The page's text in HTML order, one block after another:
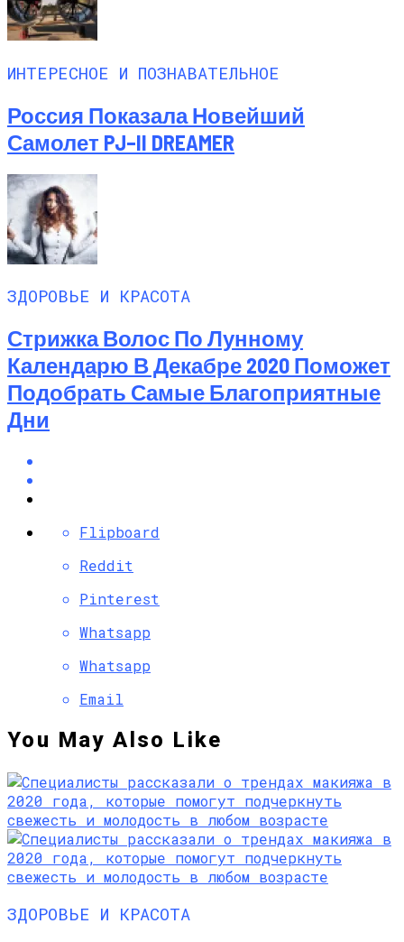
ИНТЕРЕСНОЕ И ПОЗНАВАТЕЛЬНОЕ
Россия Показала Новейший
Самолет PJ–II DREAMER
ЗДОРОВЬЕ И КРАСОТА
Стрижка Волос По Лунному
Календарю В Декабре 2020 Поможет
Подобрать Самые Благоприятные
Дни
Flipboard
Reddit
Pinterest
Whatsapp
Whatsapp
Email
You May Also Like
ЗДОРОВЬЕ И КРАСОТА